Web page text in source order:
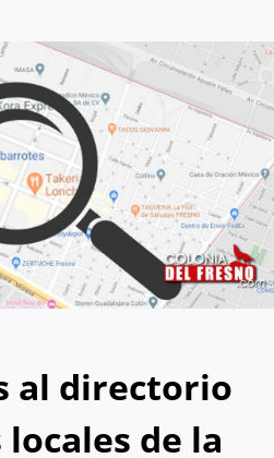
al directorio
de la